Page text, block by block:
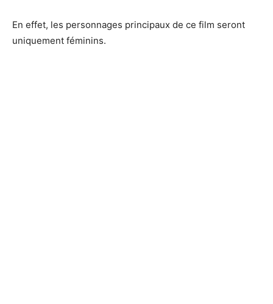
En effet, les personnages principaux de ce film seront
uniquement féminins.